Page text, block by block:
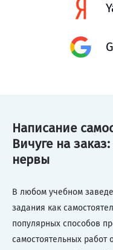
Написание
Вичуге на
нервы
В любом учебном
задания как
популярных способов
самостоятельных